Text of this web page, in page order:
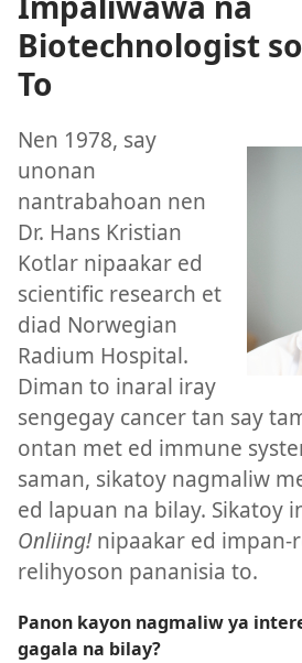
Biotechnologist
To
Nen 1978, say
unonan
nantrabahoan nen
Dr. Hans Kristian
Kotlar nipaakar ed
scientific research et
diad Norwegian
Radium Hospital.
Diman to inaral iray
sengegay cancer tan say
ontan met ed immune
saman, sikatoy nagmaliw
ed lapuan na bilay. Sikatoy
Onliing! nipaakar ed impan-
relihyoson pananisia to.
Panon kayon nagmaliw ya
gagala na bilay?